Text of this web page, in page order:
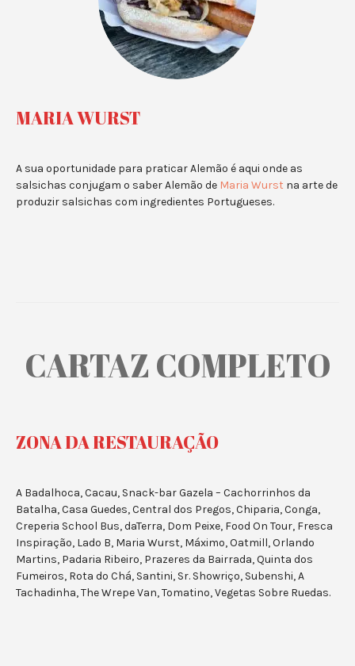
MARIA WURST
A sua oportunidade para praticar Alemão é aqui onde as
salsichas conjugam o saber Alemão de Maria Wurst na arte de
produzir salsichas com ingredientes Portugueses.
CARTAZ COMPLETO
ZONA DA RESTAURAÇÃO
A Badalhoca, Cacau, Snack-bar Gazela – Cachorrinhos da
Batalha, Casa Guedes, Central dos Pregos, Chiparia, Conga,
Creperia School Bus, daTerra, Dom Peixe, Food On Tour, Fresca
Inspiração, Lado B, Maria Wurst, Máximo, Oatmill, Orlando
Martins, Padaria Ribeiro, Prazeres da Bairrada, Quinta dos
Fumeiros, Rota do Chá, Santini, Sr. Showriço, Subenshi, A
Tachadinha, The Wrepe Van, Tomatino, Vegetas Sobre Ruedas.